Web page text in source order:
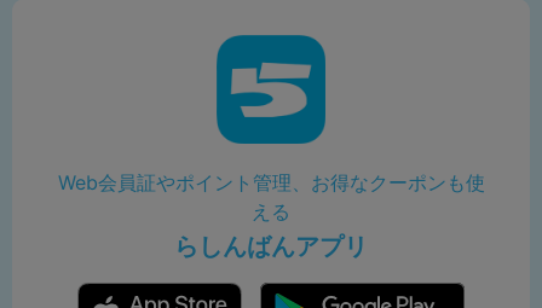
Web会員証やポイント管理、お得なクーポンも使
える
らしんばんアプリ